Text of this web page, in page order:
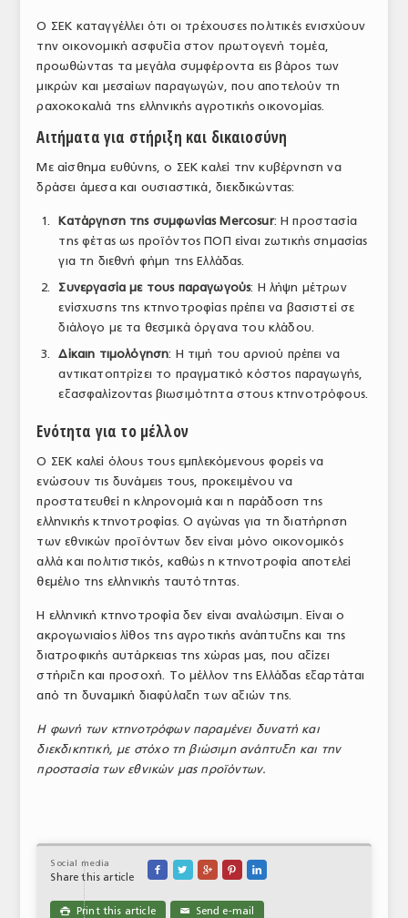
Ο ΣΕΚ καταγγέλλει ότι οι τρέχουσες πολιτικές ενισχύουν
την οικονομική ασφυξία στον πρωτογενή τομέα,
προωθώντας τα μεγάλα συμφέροντα εις βάρος των
μικρών και μεσαίων παραγωγών, που αποτελούν τη
ραχοκοκαλιά της ελληνικής αγροτικής οικονομίας.
Αιτήματα για στήριξη και δικαιοσύνη
Με αίσθημα ευθύνης, ο ΣΕΚ καλεί την κυβέρνηση να
δράσει άμεσα και ουσιαστικά, διεκδικώντας:
Κατάργηση της συμφωνίας Mercosur: Η προστασία
της φέτας ως προϊόντος ΠΟΠ είναι ζωτικής σημασίας
για τη διεθνή φήμη της Ελλάδας.
Συνεργασία με τους παραγωγούς: Η λήψη μέτρων
ενίσχυσης της κτηνοτροφίας πρέπει να βασιστεί σε
διάλογο με τα θεσμικά όργανα του κλάδου.
Δίκαιη τιμολόγηση: Η τιμή του αρνιού πρέπει να
αντικατοπτρίζει το πραγματικό κόστος παραγωγής,
εξασφαλίζοντας βιωσιμότητα στους κτηνοτρόφους.
Ενότητα για το μέλλον
Ο ΣΕΚ καλεί όλους τους εμπλεκόμενους φορείς να
ενώσουν τις δυνάμεις τους, προκειμένου να
προστατευθεί η κληρονομιά και η παράδοση της
ελληνικής κτηνοτροφίας. Ο αγώνας για τη διατήρηση
των εθνικών προϊόντων δεν είναι μόνο οικονομικός
αλλά και πολιτιστικός, καθώς η κτηνοτροφία αποτελεί
θεμέλιο της ελληνικής ταυτότητας.
Η ελληνική κτηνοτροφία δεν είναι αναλώσιμη. Είναι ο
ακρογωνιαίος λίθος της αγροτικής ανάπτυξης και της
διατροφικής αυτάρκειας της χώρας μας, που αξίζει
στήριξη και προσοχή. Το μέλλον της Ελλάδας εξαρτάται
από τη δυναμική διαφύλαξη των αξιών της.
Η φωνή των κτηνοτρόφων παραμένει δυνατή και
διεκδικητική, με στόχο τη βιώσιμη ανάπτυξη και την
προστασία των εθνικών μας προϊόντων.
Social media
Share this article
    
 Print this article ✉ Send e-mail